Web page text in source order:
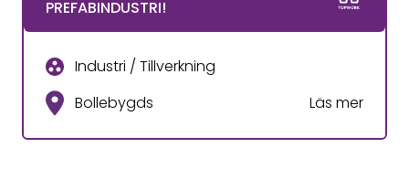
PREFABINDUSTRI!
Industri / Tillverkning
Bollebygds
Läs mer